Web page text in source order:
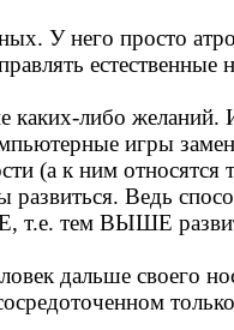
У него просто
каких-либо
игры
(а к ним относятся
Ведь
тем ВЫШЕ
дальше своего